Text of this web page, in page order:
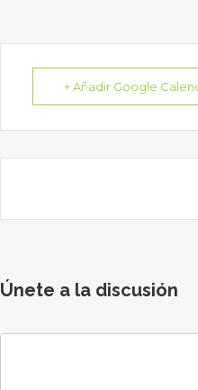
+ Añadir Google
Únete a la discusión